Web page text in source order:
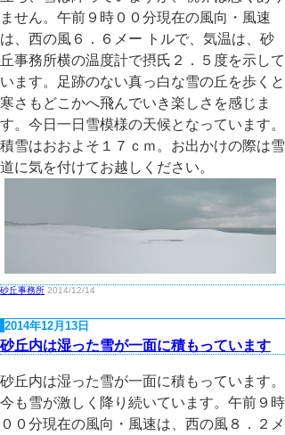
ません。午前９時００分現在の風向・風速
は、西の風６．６メー トルで、気温は、砂
丘事務所横の温度計で摂氏２．５度を示して
います。足跡のない真っ白な雪の丘を歩くと
寒さもどこかへ飛んでいき楽しさを感じま
す。今日一日雪模様の天候となっています。
積雪はおおよそ１７ｃｍ。お出かけの際は雪
道に気を付けてお越しください。
砂丘事務所 2014/12/14
2014年12月13日
砂丘内は湿った雪が一面に積もっています
砂丘内は湿った雪が一面に積もっています。
今も雪が激しく降り続いています。午前９時
００分現在の風向・風速は、西の風８．２メ